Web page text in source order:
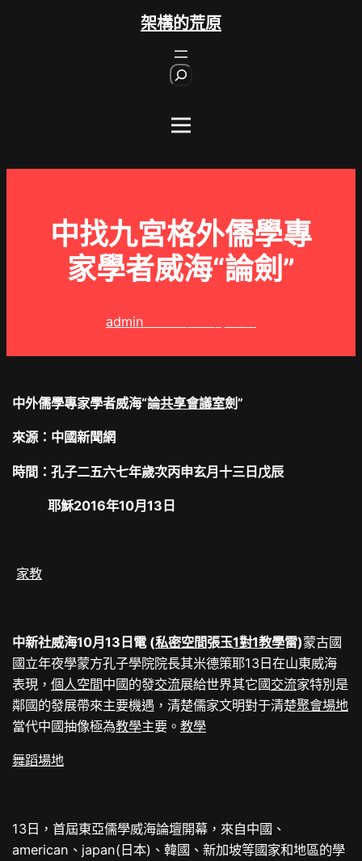
架構的荒原
中找九宮格外儒學專
家學者威海“論劍”
admin
中外儒學專家學者威海“論共享會議室劍”
來源：中國新聞網
時間：孔子二五六七年歲次丙申玄月十三日戊辰
耶穌2016年10月13日
家教
中新社威海10月13日電 (私密空間張玉1對1教學雷)蒙古國
國立年夜學蒙方孔子學院院長其米德策耶13日在山東威海
表現，個人空間中國的發交流展給世界其它國交流家特別是
鄰國的發展帶來主要機遇，清楚儒家文明對于清楚聚會場地
當代中國抽像極為教學主要。教學
舞蹈場地
13日，首屆東亞儒學威海論壇開幕，來自中國、
american、japan(日本)、韓國、新加坡等國家和地區的學